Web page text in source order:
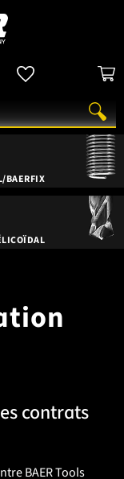
BAERFIX
contrats
BAER Tools